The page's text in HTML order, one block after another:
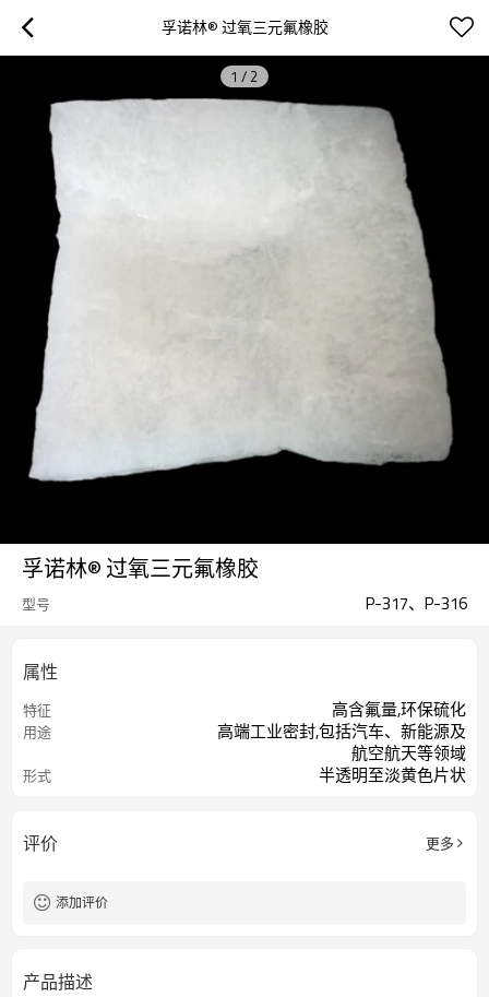
孚诺林® 过氧三元氟橡胶
1 / 2
孚诺林® 过氧三元氟橡胶
型号 P-317、P-316
属性
特征 高含氟量,环保硫化
用途
高端工业密封,包括汽车、新能源及
航空航天等领域
形式 半透明至淡黄色片状
评价 更多
添加评价
产品描述